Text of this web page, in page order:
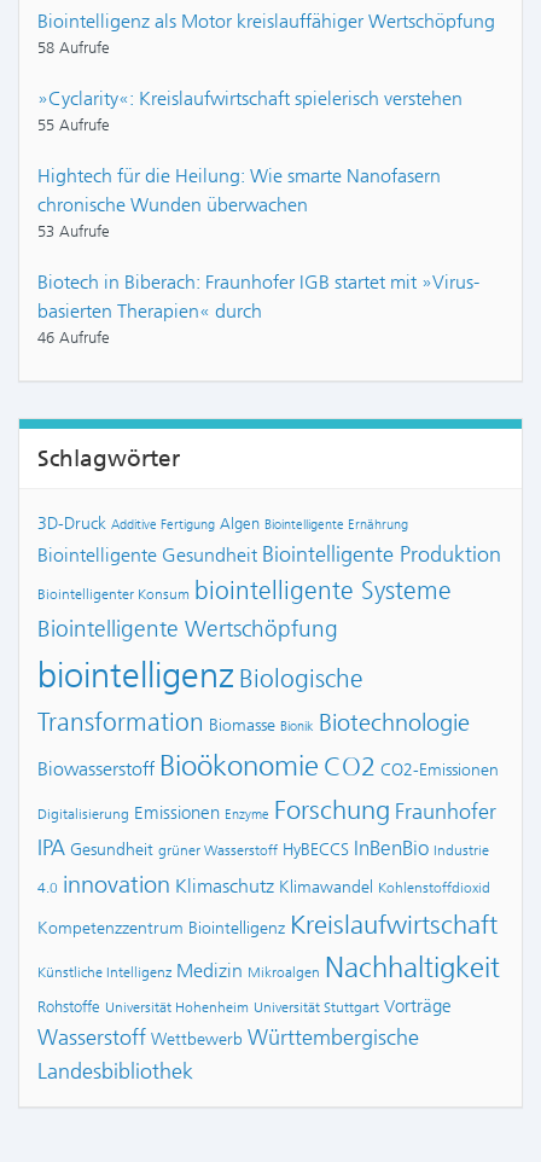
Biointelligenz als Motor kreislauffähiger Wertschöpfung
58 Aufrufe
»Cyclarity«: Kreislaufwirtschaft spielerisch verstehen
55 Aufrufe
Hightech für die Heilung: Wie smarte Nanofasern
chronische Wunden überwachen
53 Aufrufe
Biotech in Biberach: Fraunhofer IGB startet mit »Virus-
basierten Therapien« durch
46 Aufrufe
Schlagwörter
3D-Druck Additive Fertigung Algen Biointelligente Ernährung
Biointelligente Gesundheit Biointelligente Produktion
Biointelligenter Konsum biointelligente Systeme
Biointelligente Wertschöpfung
biointelligenz Biologische
Transformation Biomasse Bionik Biotechnologie
Biowasserstoff Bioökonomie CO2 CO2-Emissionen
Digitalisierung Emissionen Enzyme Forschung Fraunhofer
IPA Gesundheit grüner Wasserstoff HyBECCS InBenBio Industrie
4.0 innovation Klimaschutz Klimawandel Kohlenstoffdioxid
Kompetenzzentrum Biointelligenz Kreislaufwirtschaft
Künstliche Intelligenz Medizin Mikroalgen Nachhaltigkeit
Rohstoffe Universität Hohenheim Universität Stuttgart Vorträge
Wasserstoff Wettbewerb Württembergische
Landesbibliothek